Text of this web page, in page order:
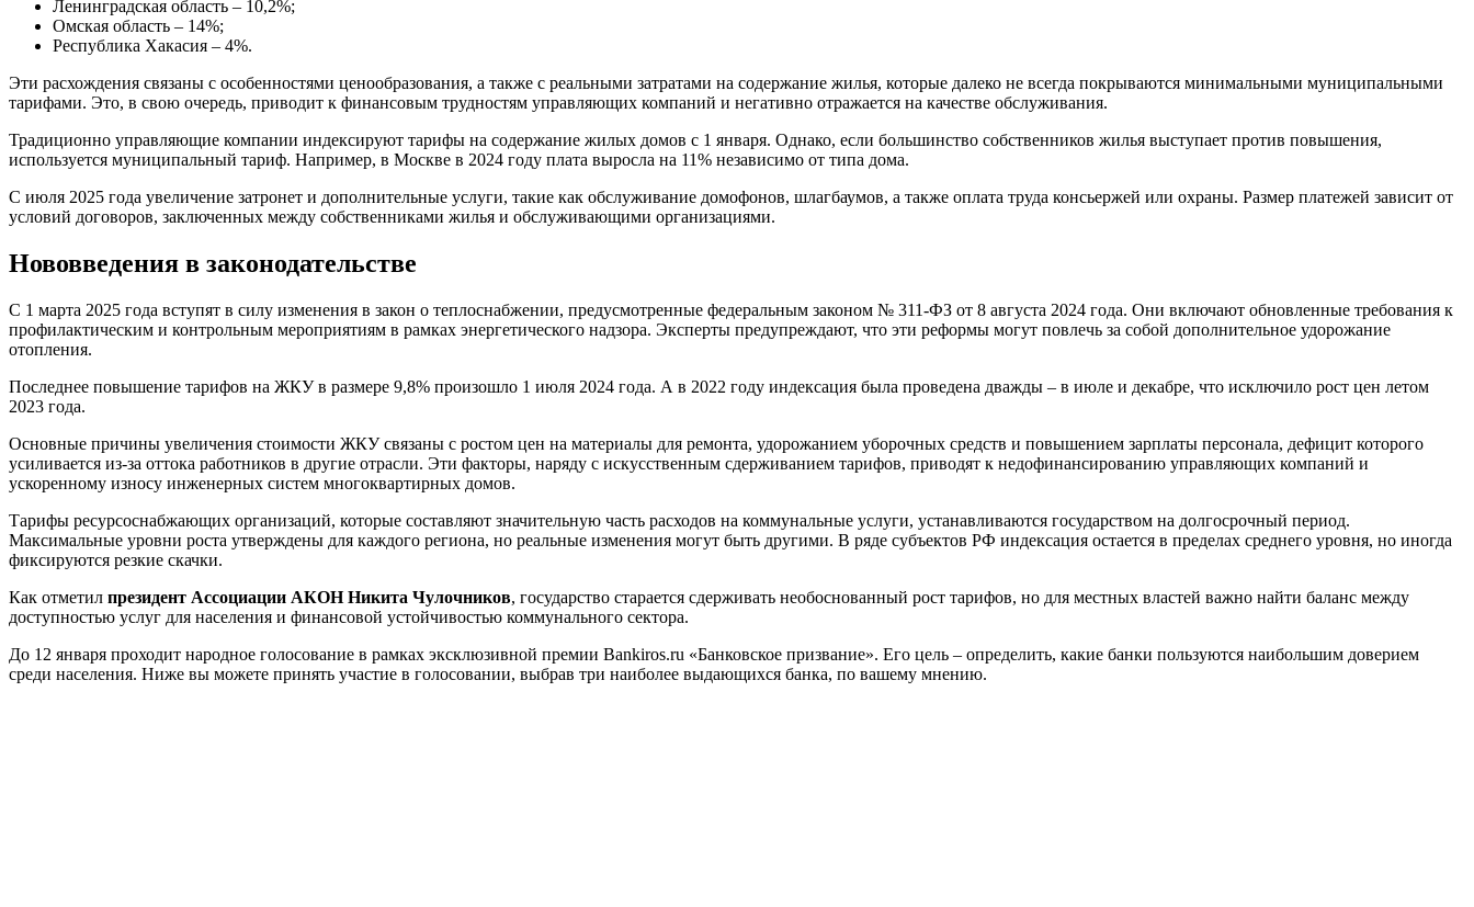
Ленинградская область – 10,2%;
Омская область – 14%;
Республика Хакасия – 4%.
Эти расхождения связаны с особенностями ценообразования, а также с реальными затратами на содержание жилья, которые далеко не всегда покрываются минимальными муниципальными
тарифами. Это, в свою очередь, приводит к финансовым трудностям управляющих компаний и негативно отражается на качестве обслуживания.
Традиционно управляющие компании индексируют тарифы на содержание жилых домов с 1 января. Однако, если большинство собственников жилья выступает против повышения,
используется муниципальный тариф. Например, в Москве в 2024 году плата выросла на 11% независимо от типа дома.
С июля 2025 года увеличение затронет и дополнительные услуги, такие как обслуживание домофонов, шлагбаумов, а также оплата труда консьержей или охраны. Размер платежей зависит от
условий договоров, заключенных между собственниками жилья и обслуживающими организациями.
Нововведения в законодательстве
С 1 марта 2025 года вступят в силу изменения в закон о теплоснабжении, предусмотренные федеральным законом № 311-ФЗ от 8 августа 2024 года. Они включают обновленные требования к
профилактическим и контрольным мероприятиям в рамках энергетического надзора. Эксперты предупреждают, что эти реформы могут повлечь за собой дополнительное удорожание
отопления.
Последнее повышение тарифов на ЖКУ в размере 9,8% произошло 1 июля 2024 года. А в 2022 году индексация была проведена дважды – в июле и декабре, что исключило рост цен летом
2023 года.
Основные причины увеличения стоимости ЖКУ связаны с ростом цен на материалы для ремонта, удорожанием уборочных средств и повышением зарплаты персонала, дефицит которого
усиливается из-за оттока работников в другие отрасли. Эти факторы, наряду с искусственным сдерживанием тарифов, приводят к недофинансированию управляющих компаний и
ускоренному износу инженерных систем многоквартирных домов.
Тарифы ресурсоснабжающих организаций, которые составляют значительную часть расходов на коммунальные услуги, устанавливаются государством на долгосрочный период.
Максимальные уровни роста утверждены для каждого региона, но реальные изменения могут быть другими. В ряде субъектов РФ индексация остается в пределах среднего уровня, но иногда
фиксируются резкие скачки.
Как отметил президент Ассоциации АКОН Никита Чулочников, государство старается сдерживать необоснованный рост тарифов, но для местных властей важно найти баланс между
доступностью услуг для населения и финансовой устойчивостью коммунального сектора.
До 12 января проходит народное голосование в рамках эксклюзивной премии Bankiros.ru «Банковское призвание». Его цель – определить, какие банки пользуются наибольшим доверием
среди населения. Ниже вы можете принять участие в голосовании, выбрав три наиболее выдающихся банка, по вашему мнению.